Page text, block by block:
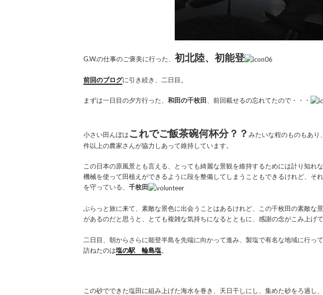
G.W.の仕事のご褒美に行った、 初北陸、初能登
前回のブログに引き続き、二日目。
まずは一日目の夕方行った、 和田の千枚田、前回載せるの忘れてたので・・・
小さい田んぼはこれでご飯茶碗何杯分？？ みたいな程のものもあ
件以上の農家さんが協力しあって維持しています。
この日本の原風景とも言える、とっても綺麗な景観を維持するためには計り知れな
機械を使って田植えができるように段を整備してしまうこともできるけれど、そ
を守っている、 千枚田
ぶらっと旅に来て、素敵な景色に出会うことはあるけれど、この千枚田の素敵な
があるのだと思うと、とても複雑な気持ちになるとともに、感謝の念がこみ上げ
二日目、朝からさらに能登半島を先端に向かって進み、製塩で有名な地域に行って
訪ねたのは塩の駅 輪島塩。
この砂でできた塩田に組み上げた海水を巻き、天日干しにし、集めた砂をろ過し